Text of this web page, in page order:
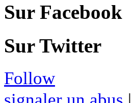
Sur Facebook
Sur Twitter
Follow